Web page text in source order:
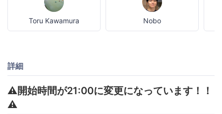
Toru Kawamura Nobo
詳細
⚠️開始時間が21:00に変更になっています！！
⚠️